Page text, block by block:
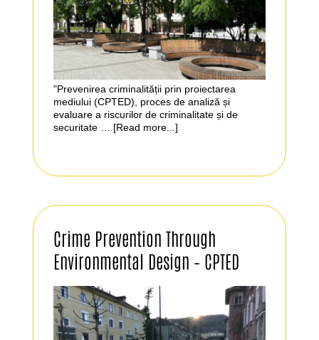
"Prevenirea criminalității prin proiectarea
mediului (CPTED), proces de analiză și
evaluare a riscurilor de criminalitate și de
securitate … [Read more...]
Crime Prevention Through
Environmental Design – CPTED